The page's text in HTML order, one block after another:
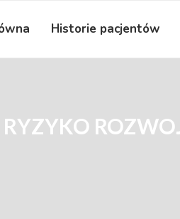
Historie pacjentów